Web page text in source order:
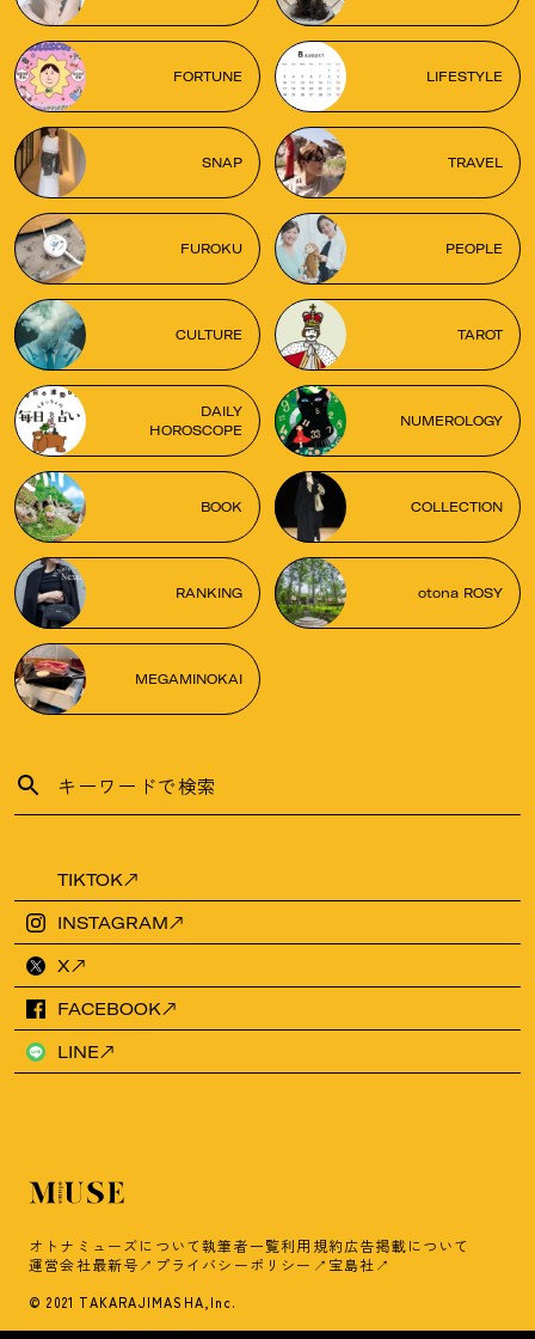
FORTUNE LIFESTYLE
SNAP TRAVEL
FUROKU PEOPLE
CULTURE TAROT
DAILY
HOROSCOPE
NUMEROLOGY
BOOK COLLECTION
RANKING otona ROSY
MEGAMINOKAI
TIKTOK
INSTAGRAM
X
FACEBOOK
LINE
オトナミューズについて執筆者一覧利用規約広告掲載について
運営会社最新号 プライバシーポリシー 宝島社
© 2021 TAKARAJIMASHA,Inc.